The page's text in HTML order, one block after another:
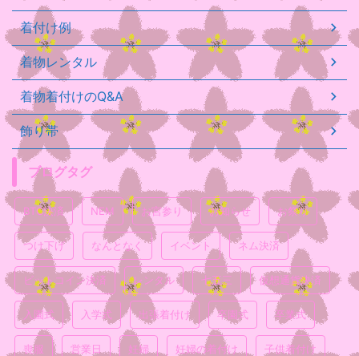
着付け例
着物レンタル
着物着付けのQ&A
飾り帯
ブログタグ
BTC決済 NEM お宮参り お知らせ お祭り
つけ下げ なんとなく イベント ネム決済
ビットコイン決済 レンタル 七五三 仮想通貨決済
入園式 入学式 出張着付け 卒園式 卒業式
喪服 営業日 妊婦 妊婦の着付け 子供着付け